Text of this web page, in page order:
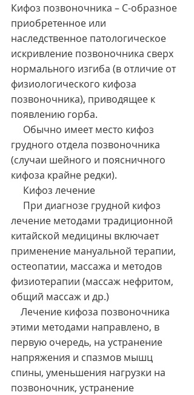
Кифоз позвоночника – С-образное
приобретенное или
наследственное патологическое
искривление позвоночника сверх
нормального изгиба (в отличие от
физиологического кифоза
позвоночника), приводящее к
появлению горба.
грудного отдела позвоночника
(случаи шейного и поясничного
кифоза крайне редки).
     Кифоз лечение
лечение методами традиционной
китайской медицины включает
применение мануальной терапии,
остеопатии, массажа и методов
физиотерапии (массаж нефритом,
общий массаж и др.)
этими методами направлено, в
первую очередь, на устранение
напряжения и спазмов мышц
спины, уменьшения нагрузки на
позвоночник, устранение